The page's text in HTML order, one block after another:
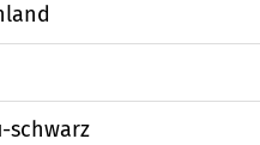
schwarz